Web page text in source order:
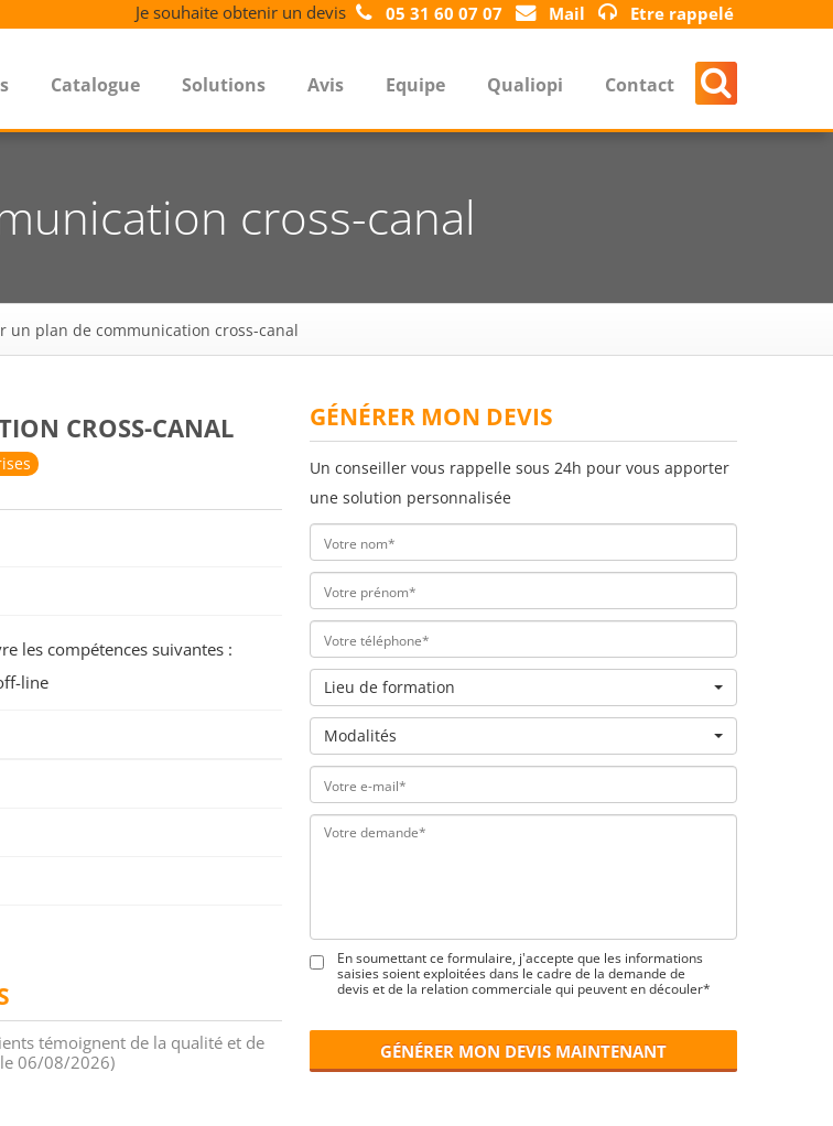
Je souhaite obtenir un devis 05 31 60 07 07 Mail Etre rappelé
Catalogue Solutions Avis Equipe Qualiopi Contact
cross-canal
un plan de communication cross-canal
CROSS-CANAL
les compétences suivantes :
line
témoignent de la qualité et de
06/08/2026)
GÉNÉRER MON DEVIS
Un conseiller vous rappelle sous 24h pour vous apporter
une solution personnalisée
Lieu de formation
Modalités
En soumettant ce formulaire, j'accepte que les informations
saisies soient exploitées dans le cadre de la demande de
devis et de la relation commerciale qui peuvent en découler*
GÉNÉRER MON DEVIS MAINTENANT